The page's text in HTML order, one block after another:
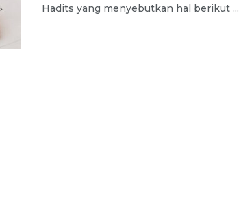
Hadits yang menyebutkan hal berikut ...